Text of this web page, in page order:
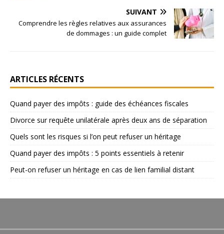
SUIVANT
Comprendre les règles relatives aux assurances
de dommages : un guide complet
ARTICLES RÉCENTS
Quand payer des impôts : guide des échéances fiscales
Divorce sur requête unilatérale après deux ans de séparation
Quels sont les risques si l’on peut refuser un héritage
Quand payer des impôts : 5 points essentiels à retenir
Peut-on refuser un héritage en cas de lien familial distant